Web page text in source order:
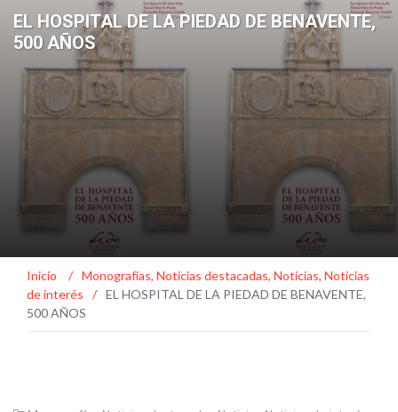
EL HOSPITAL DE LA PIEDAD DE BENAVENTE,
500 AÑOS
Inicio / Monografías, Noticias destacadas, Noticias, Noticias
de interés
/ EL HOSPITAL DE LA PIEDAD DE BENAVENTE,
500 AÑOS